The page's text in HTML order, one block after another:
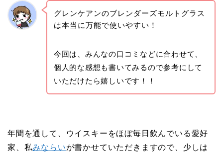
グレンケアンのブレンダーズモルトグラス
は本当に万能で使いやすい！
今回は、みんなの口コミなどに合わせて、
個人的な感想も書いてみるので参考にして
いただけたら嬉しいです！！
年間を通して、ウイスキーをほぼ毎日飲んでいる愛好
家、私みならいが書かせていただきますので、少しは